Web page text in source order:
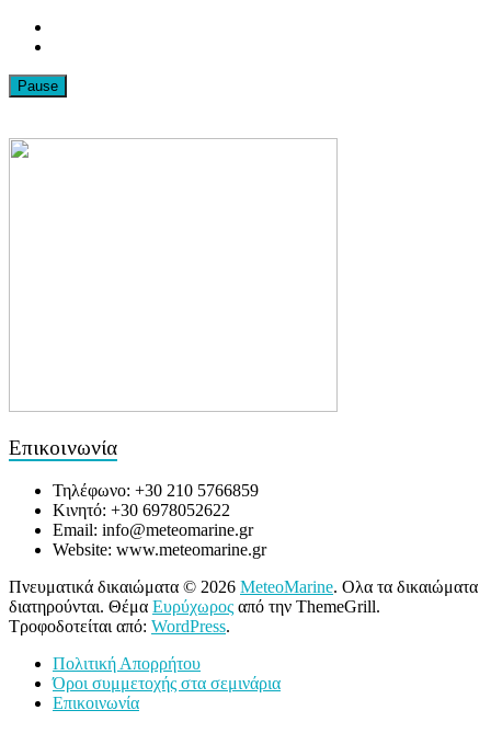
Pause
Επικοινωνία
Τηλέφωνο: +30 210 5766859
Κινητό: +30 6978052622
Email: info@meteomarine.gr
Website: www.meteomarine.gr
Πνευματικά δικαιώματα © 2026 MeteoMarine. Ολα τα δικαιώματα
διατηρούνται. Θέμα Ευρύχωρος από την ThemeGrill.
Τροφοδοτείται από: WordPress.
Πολιτική Απορρήτου
Όροι συμμετοχής στα σεμινάρια
Επικοινωνία